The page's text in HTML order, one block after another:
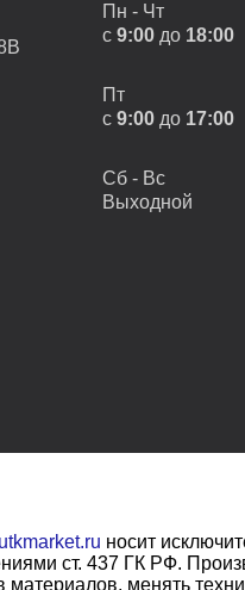
Пн - Чт
с 9:00 до 18:00
Пт
с 9:00 до 17:00
Сб - Вс
Выходной
utkmarket.ru носит
ст. 437 ГК РФ.
менять